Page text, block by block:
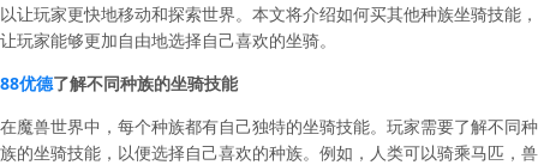
以让玩家更快地移动和探索世界。本文将介绍如何买其他种族坐骑技能，
让玩家能够更加自由地选择自己喜欢的坐骑。
88优德了解不同种族的坐骑技能
在魔兽世界中，每个种族都有自己独特的坐骑技能。玩家需要了解不同种
族的坐骑技能，以便选择自己喜欢的种族。例如，人类可以骑乘马匹，兽